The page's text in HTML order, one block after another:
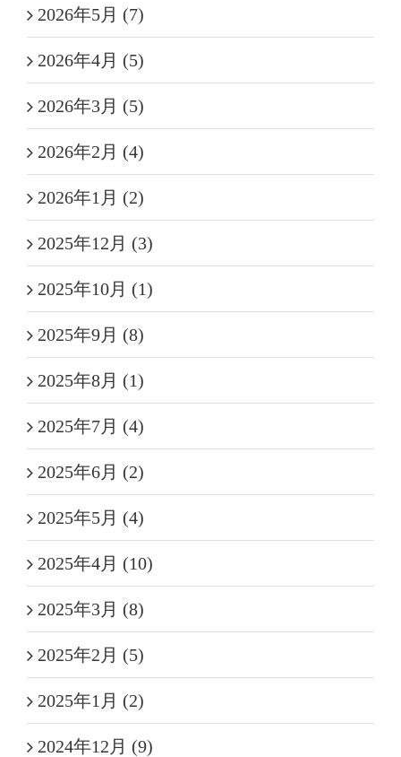
2026年5月 (7)
2026年4月 (5)
2026年3月 (5)
2026年2月 (4)
2026年1月 (2)
2025年12月 (3)
2025年10月 (1)
2025年9月 (8)
2025年8月 (1)
2025年7月 (4)
2025年6月 (2)
2025年5月 (4)
2025年4月 (10)
2025年3月 (8)
2025年2月 (5)
2025年1月 (2)
2024年12月 (9)